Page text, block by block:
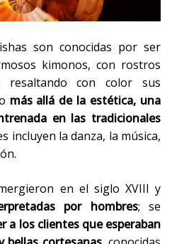
son conocidas por ser
kimonos, con rostros
resaltando con color sus
más allá de la estética, una
en las tradicionales
incluyen la danza, la música,
en el siglo XVIII y
por hombres; se
a los clientes que esperaban